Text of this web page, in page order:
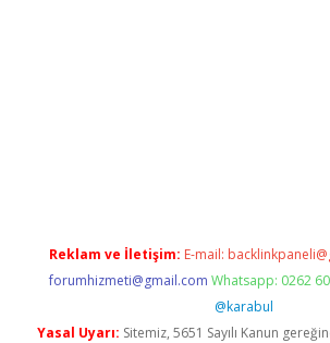
Reklam ve İletişim: E-mail:
forumhizmeti@gmail.com Whatsapp: 0262
@karabul
Yasal Uyarı: Sitemiz, 5651 Sayılı Kanun